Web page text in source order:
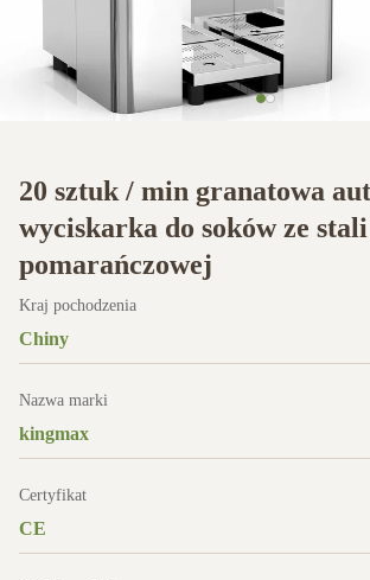
20 sztuk / min granatowa
wyciskarka do soków ze stali
pomarańczowej
Kraj pochodzenia
Chiny
Nazwa marki
kingmax
Certyfikat
CE